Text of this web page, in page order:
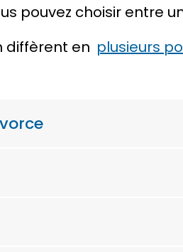
pouvez choisir entre
diffèrent en plusieurs